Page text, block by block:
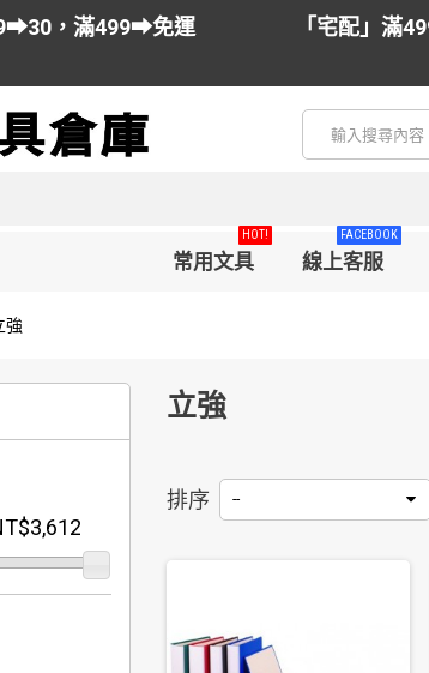
，滿499➡免運
「宅配」滿
常用文具
HOT!
線上客服
FACEBOOK
強
立強
排序 --